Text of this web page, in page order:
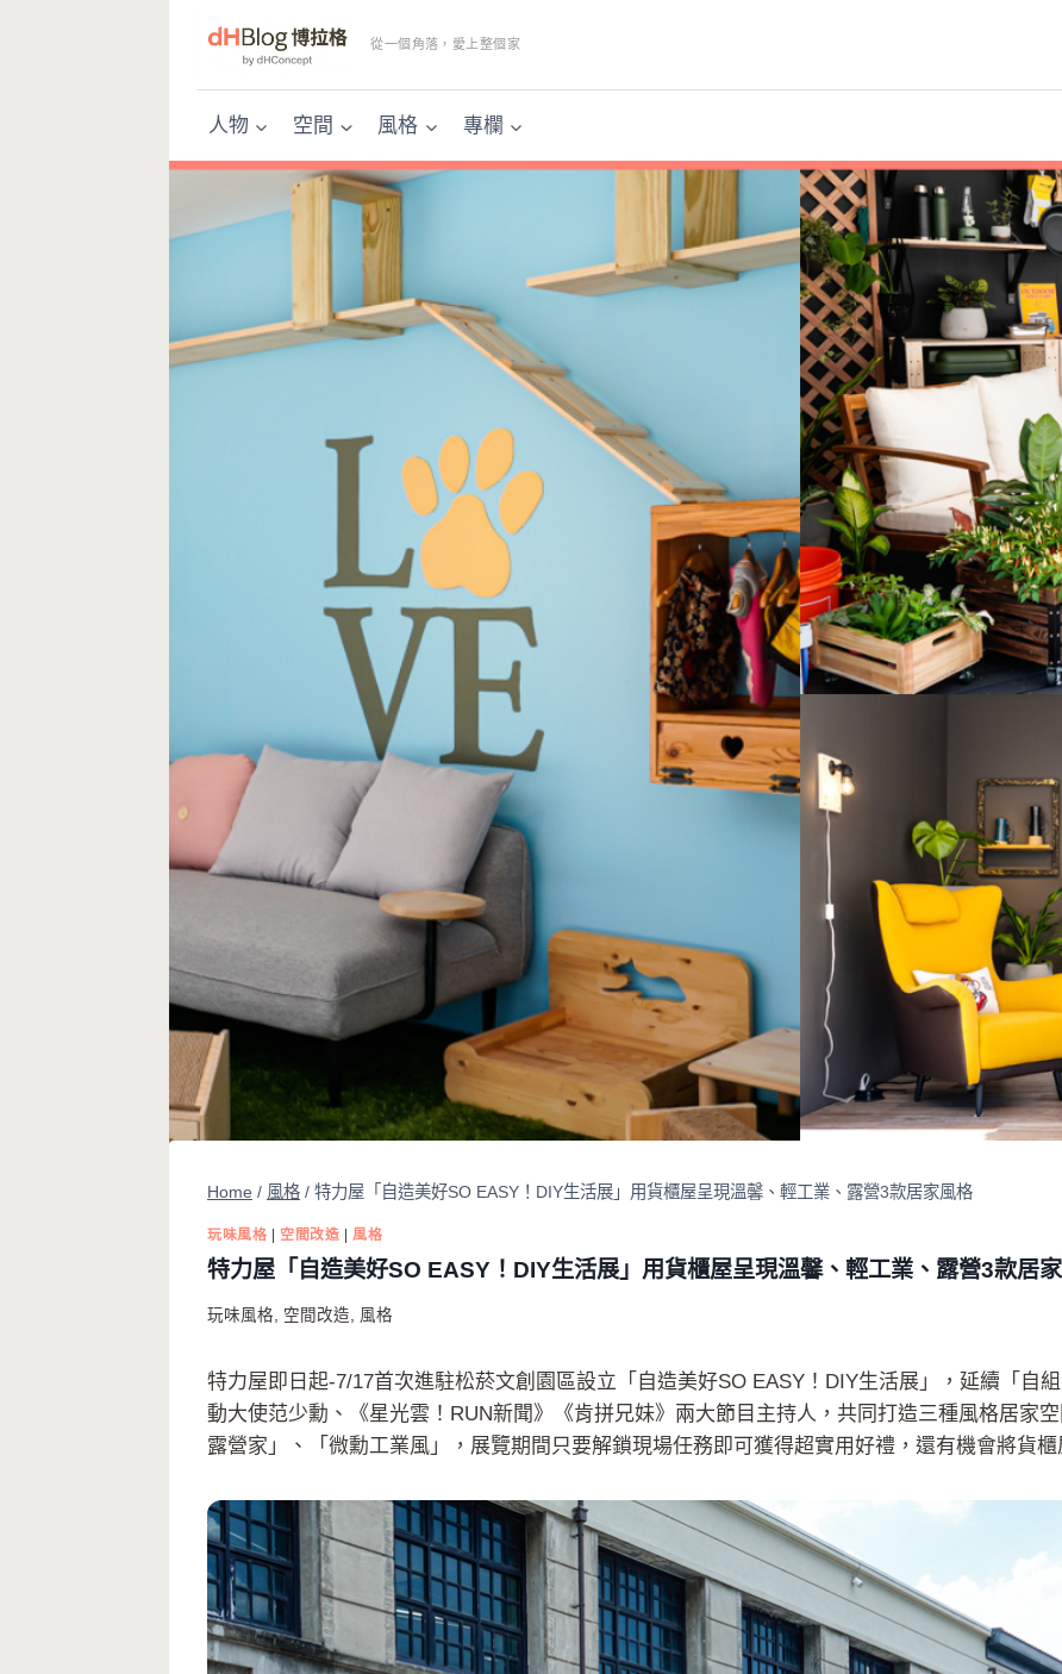
從一個角落，愛上整個家
人物 空間 風格 專欄
Home / 風格 / 特力屋「自造美好SO EASY！DIY生活展」用貨櫃屋呈現溫馨、輕工業、露營3款居家風格
玩味風格 | 空間改造 | 風格
特力屋「自造美好SO EASY！DIY生活展」用貨櫃屋呈現溫馨、輕工業、露營3款居
玩味風格, 空間改造, 風格
特力屋即日起-7/17首次進駐松菸文創園區設立「自造美好SO EASY！DIY生活展」，延續「自
動大使范少勳、《星光雲！RUN新聞》《肯拼兄妹》兩大節目主持人，共同打造三種風格居家
露營家」、「微勳工業風」，展覽期間只要解鎖現場任務即可獲得超實用好禮，還有機會將貨櫃